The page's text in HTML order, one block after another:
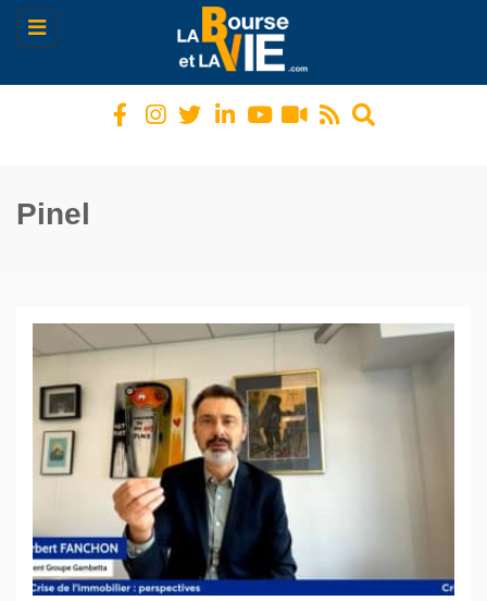
Toggle
navigation
Pinel